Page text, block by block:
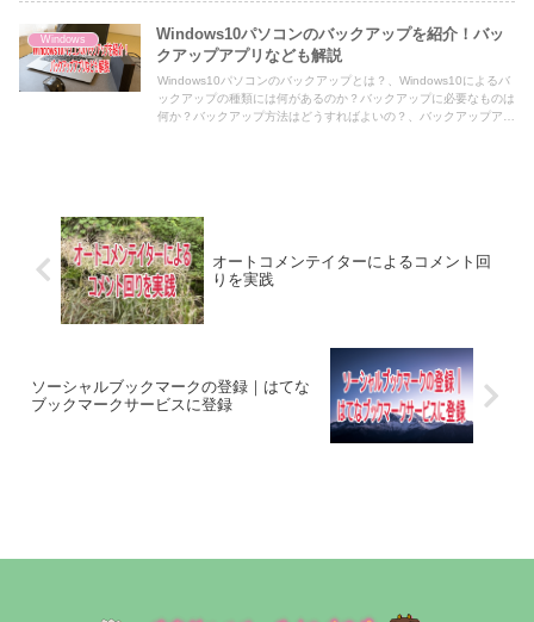
Windows
Windows10パソコンのバックアップを紹介！バッ
クアップアプリなども解説
Windows10パソコンのバックアップとは？、Windows10によるバ
ックアップの種類には何があるのか？バックアップに必要なものは
何か？バックアップ方法はどうすればよいの？、バックアップアプ
オートコメンテイターによるコメント回
りを実践
ソーシャルブックマークの登録｜はてな
ブックマークサービスに登録